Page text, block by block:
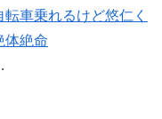
車乗れるけど悠仁く
体絶命